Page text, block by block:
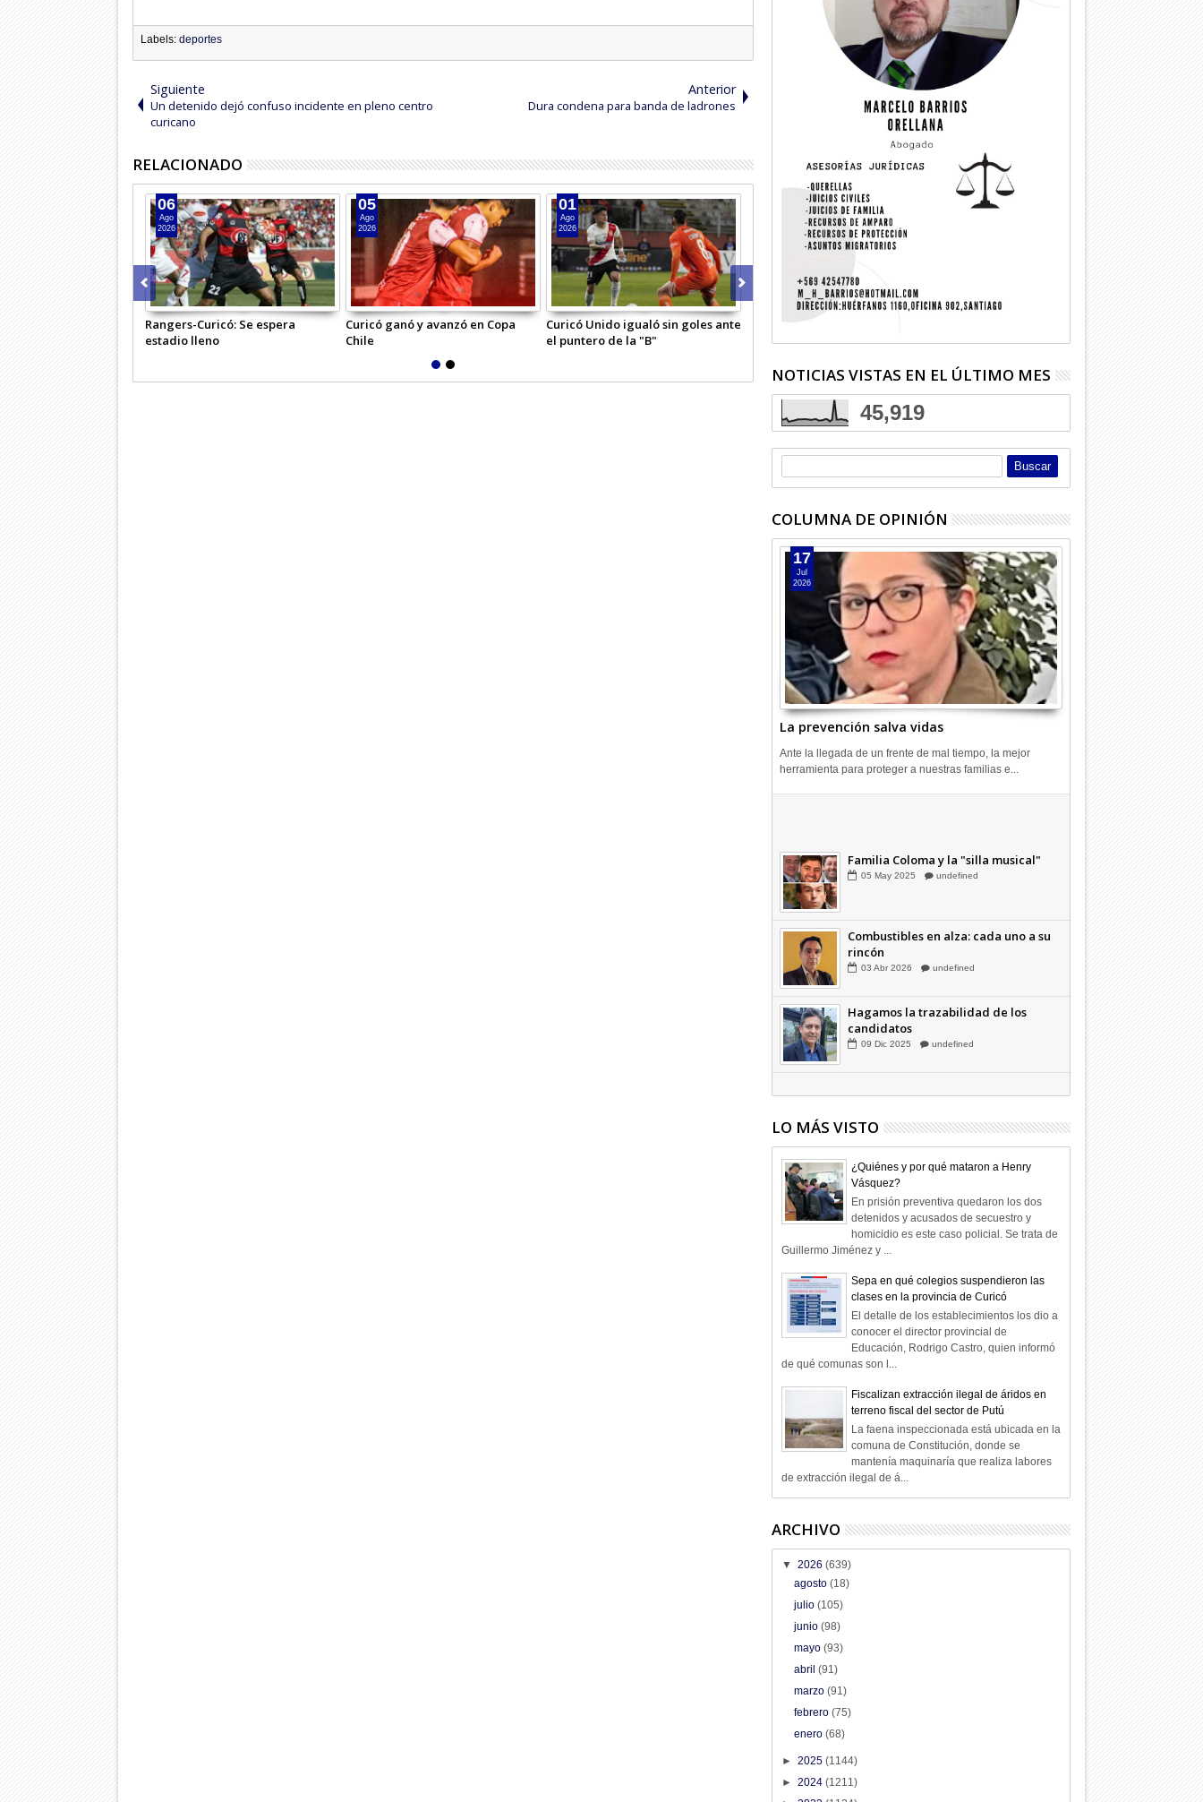
Labels: deportes
Siguiente
Un detenido dejó confuso incidente en pleno centro
curicano
Anterior
Dura condena para banda de ladrones
RELACIONADO
Rangers-Curicó: Se espera
estadio lleno
06
Ago
2026
Curicó ganó y avanzó en Copa
Chile
05
Ago
2026
Curicó Unido igualó sin goles ante
el puntero de la "B"
01
Ago
2026
Más de 4 mil personas aforo para
Curicó-Cobreloa
resta de puntos
28
NOTICIAS VISTAS EN EL ÚLTIMO MES
45,919
COLUMNA DE OPINIÓN
La prevención salva vidas
17
Jul
2026
Ante la llegada de un frente de mal tiempo, la mejor
herramienta para proteger a nuestras familias e...
Familia Coloma y la "silla musical"
Combustibles en alza: cada uno a su
rincón
Hagamos la trazabilidad de los
candidatos
LO MÁS VISTO
¿Quiénes y por qué mataron a Henry
Vásquez?
En prisión preventiva quedaron los dos
detenidos y acusados de secuestro y
homicidio es este caso policial. Se trata de
Guillermo Jiménez y ...
Sepa en qué colegios suspendieron las
clases en la provincia de Curicó
El detalle de los establecimientos los dio a
conocer el director provincial de
Educación, Rodrigo Castro, quien informó
de qué comunas son l...
Fiscalizan extracción ilegal de áridos en
terreno fiscal del sector de Putú
La faena inspeccionada está ubicada en la
comuna de Constitución, donde se
mantenía maquinaría que realiza labores
de extracción ilegal de á...
ARCHIVO
▼ 2026 (639)
agosto(18)
julio(105)
junio(98)
mayo(93)
abril(91)
marzo(91)
febrero(75)
enero(68)
► 2025 (1144)
► 2024 (1211)